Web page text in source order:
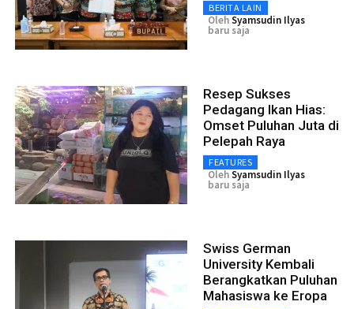
BERITA LAIN
OlehSyamsudin Ilyas
baru saja
Resep Sukses
Pedagang Ikan Hias:
Omset Puluhan Juta di
Pelepah Raya
FEATURES
OlehSyamsudin Ilyas
baru saja
Swiss German
University Kembali
Berangkatkan Puluhan
Mahasiswa ke Eropa